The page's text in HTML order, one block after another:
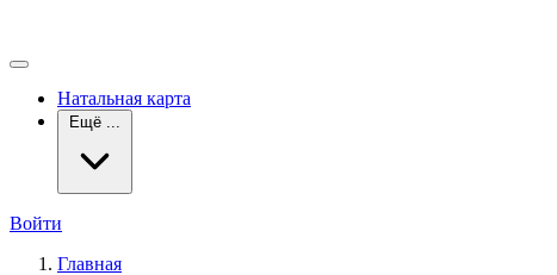
Натальная карта
Ещё ...
Войти
Главная